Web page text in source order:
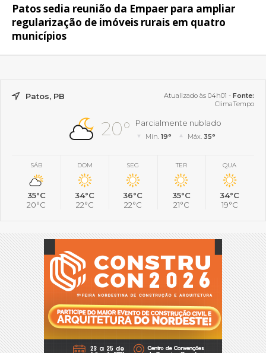
Patos sedia reunião da Empaer para ampliar
regularização de imóveis rurais em quatro
municípios
Patos, PB Atualizado às 04h01 - Fonte:
ClimaTempo
20° Parcialmente nublado
Mín.19° Máx. 35°
SÁB
35°C
20°C
DOM
34°C
22°C
SEG
36°C
22°C
TER
35°C
21°C
QUA
34°C
19°C